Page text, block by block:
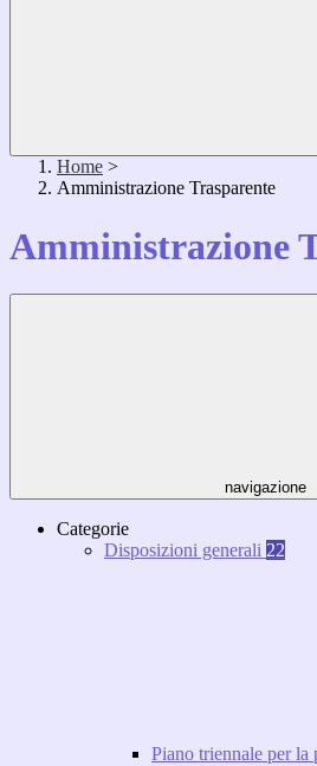
Home >
Amministrazione Trasparente
Amministrazione
navigazione
Categorie
Disposizioni generali 22
Piano triennale per la